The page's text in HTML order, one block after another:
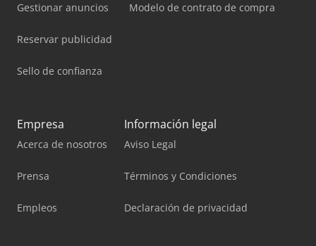
Gestionar anuncios
Reservar publicidad
Sello de confianza
Modelo de contrato de compra
Empresa
Acerca de nosotros
Prensa
Empleos
Información legal
Aviso Legal
Términos y Condiciones
Declaración de privacidad